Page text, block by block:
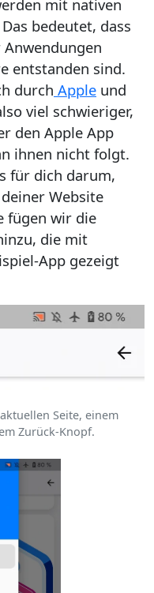
mit nativen
bedeutet, dass
entstanden sind.
durch Apple und
viel schwieriger,
den Apple App
ihnen nicht folgt.
für dich darum,
Website
fügen wir die
die mit
App gezeigt
Seite, einem
Zurück-Knopf.